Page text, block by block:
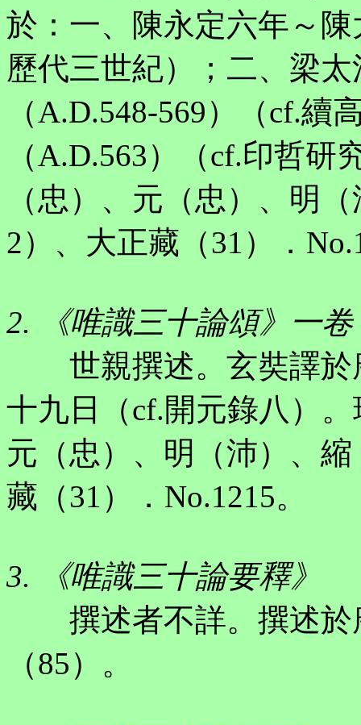
於：一、陳永定六年～
歷代三世紀）；二、梁
（A.D.548-569）（cf.
（A.D.563）（cf.印哲
（忠）、元（忠）、明
2）、大正藏（31）．
2. 《唯識三十論頌》一卷
世親撰述。玄奘譯於
十九日（cf.開元錄八）
元（忠）、明（沛）、
藏（31）．No.1215。
3. 《唯識三十論要釋》
撰述者不詳。撰述於
（85）。